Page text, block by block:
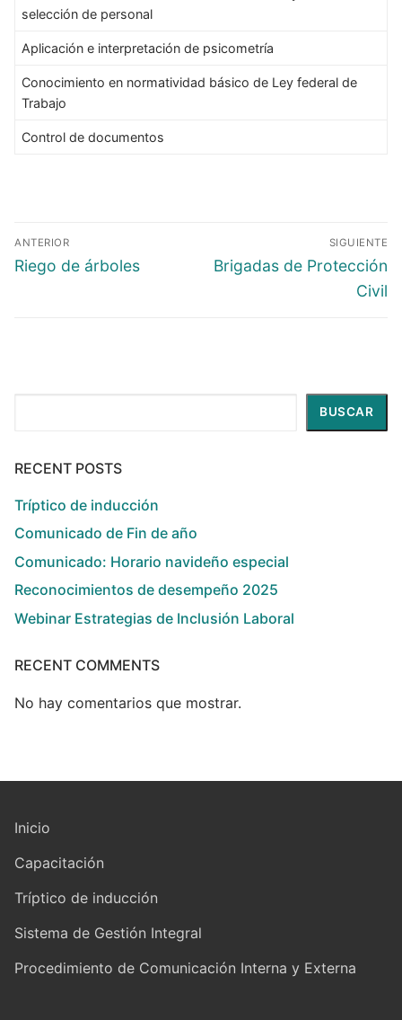
selección de personal
Aplicación e interpretación de psicometría
Conocimiento en normatividad básico de Ley federal de
Trabajo
Control de documentos
ANTERIOR
Riego de árboles
SIGUIENTE
Brigadas de Protección
Civil
BUSCAR
RECENT POSTS
Tríptico de inducción
Comunicado de Fin de año
Comunicado: Horario navideño especial
Reconocimientos de desempeño 2025
Webinar Estrategias de Inclusión Laboral
RECENT COMMENTS
No hay comentarios que mostrar.
Inicio
Capacitación
Tríptico de inducción
Sistema de Gestión Integral
Procedimiento de Comunicación Interna y Externa